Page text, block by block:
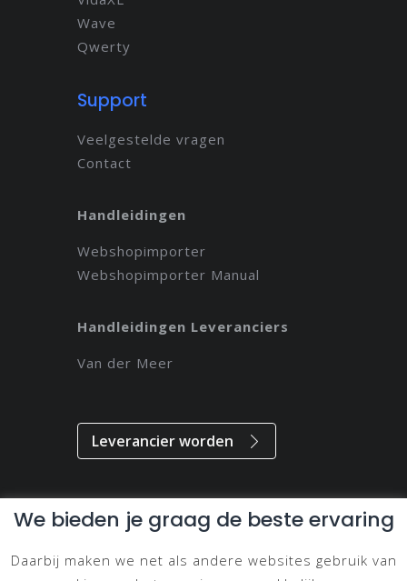
Wave
Qwerty
Support
Veelgestelde vragen
Contact
Handleidingen
Webshopimporter
Webshopimporter Manual
Handleidingen Leveranciers
Van der Meer
Leverancier worden
Alle rechten voorbehouden // 2021 // Magdeveloper
Privacy & Disclaimer
We bieden je graag de beste ervaring
Daarbij maken we net als andere websites gebruik van